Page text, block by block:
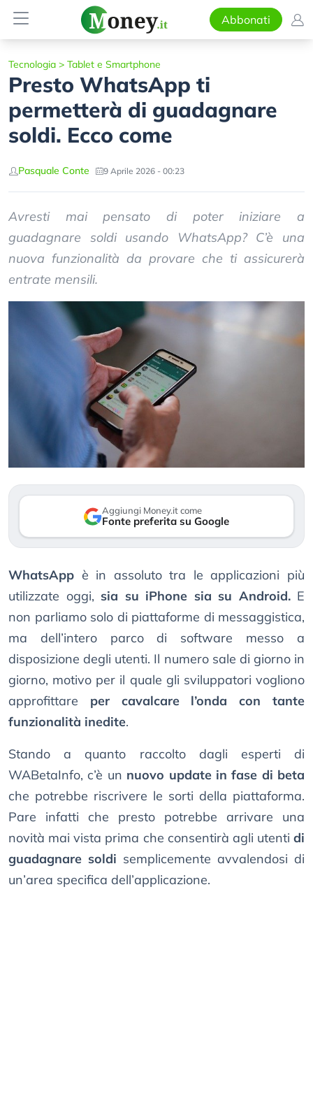
Abbonati
Tecnologia > Tablet e Smartphone
Presto WhatsApp ti
permetterà di guadagnare
soldi. Ecco come
Pasquale Conte 9 Aprile 2026 - 00:23
Avresti mai pensato di poter iniziare a
guadagnare soldi usando WhatsApp? C’è una
nuova funzionalità da provare che ti assicurerà
entrate mensili.
Aggiungi Money.it come
Fonte preferita su Google
WhatsApp è in assoluto tra le applicazioni più
utilizzate oggi, sia su iPhone sia su Android.E
non parliamo solo di piattaforme di messaggistica,
ma dell’intero parco di software messo a
disposizione degli utenti. Il numero sale di giorno in
giorno, motivo per il quale gli sviluppatori vogliono
approfittare per cavalcare l’onda con tante
funzionalità inedite.
Stando a quanto raccolto dagli esperti di
WABetaInfo, c’è un nuovo update in fase di beta
che potrebbe riscrivere le sorti della piattaforma.
Pare infatti che presto potrebbe arrivare una
novità mai vista prima che consentirà agli utenti di
guadagnare soldi semplicemente avvalendosi di
un’area specifica dell’applicazione.